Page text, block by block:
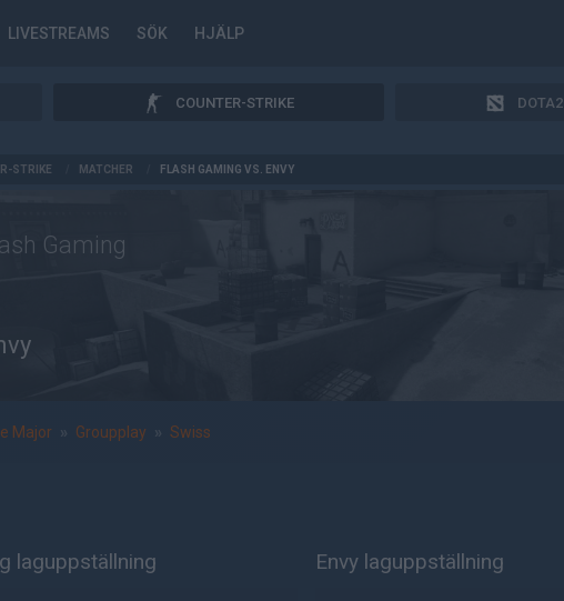
LIVESTREAMS SÖK HJÄLP
COUNTER-STRIKE DOTA2
STRIKE MATCHER FLASH GAMING VS. ENVY
Gaming
Major » Groupplay » Swiss
laguppställning Envy laguppställning